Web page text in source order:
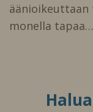
äänioikeuttaan
monella tapaa…